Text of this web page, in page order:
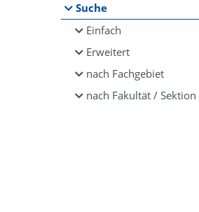
Suche
Einfach
Erweitert
nach Fachgebiet
nach Fakultät / Sektion